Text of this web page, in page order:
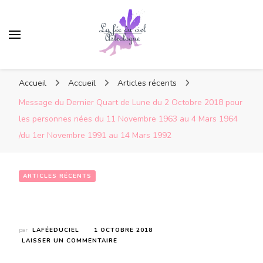
Accueil Accueil
Articles récents
Message du Dernier Quart de Lune du 2 Octobre 2018 pour
les personnes nées du 11 Novembre 1963 au 4 Mars 1964
/du 1er Novembre 1991 au 14 Mars 1992
ARTICLES RÉCENTS
par LAFÉEDUCIEL
1 OCTOBRE 2018
LAISSER UN COMMENTAIRE